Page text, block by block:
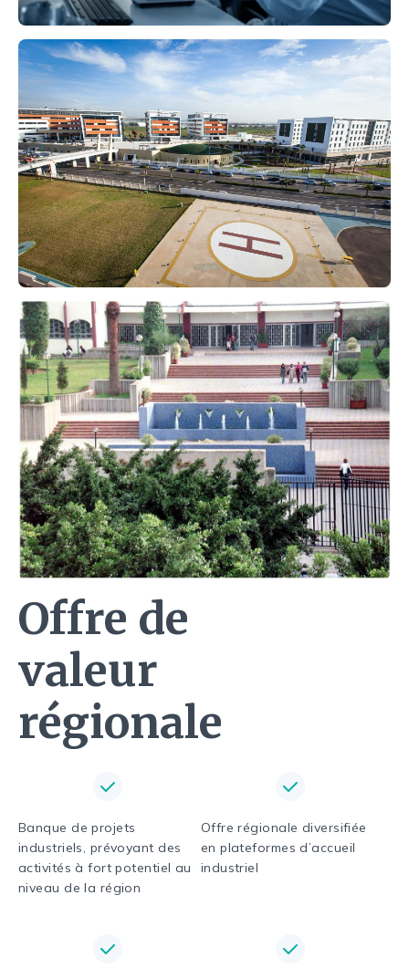
Offre de
valeur
régionale
Banque de projets
industriels, prévoyant des
activités à fort potentiel au
niveau de la région
Offre régionale diversifiée
en plateformes d’accueil
industriel